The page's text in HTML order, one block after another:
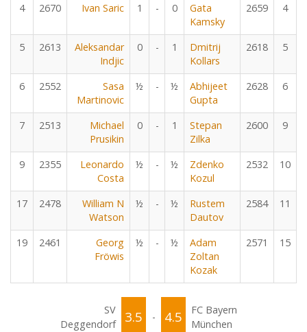
4 2670 Ivan Saric 1 - 0
Gata
Kamsky
2659 4
5 2613
Aleksandar
Indjic
0 - 1
Dmitrij
Kollars
2618 5
6 2552
Sasa
Martinovic
½ - ½
Abhijeet
Gupta
2628 6
7 2513
Michael
Prusikin
0 - 1
Stepan
Zilka
2600 9
9 2355
Leonardo
Costa
½ - ½
Zdenko
Kozul
2532 10
17 2478
William N
Watson
½ - ½
Rustem
Dautov
2584 11
19 2461
Georg
Fröwis
½ - ½
Adam
Zoltan
Kozak
2571 15
SV
Deggendorf
3.5 - 4.5
FC Bayern
München